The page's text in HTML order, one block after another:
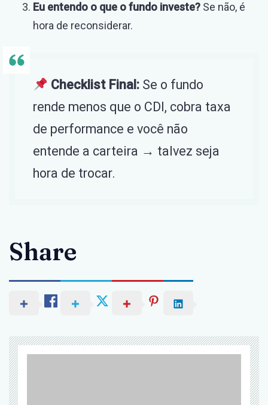
Eu entendo o que o fundo investe? Se não, é
hora de reconsiderar.
Checklist Final:Se o fundo
rende menos que o CDI, cobra taxa
de performance e você não
entende a carteira → talvez seja
hora de trocar.
Share